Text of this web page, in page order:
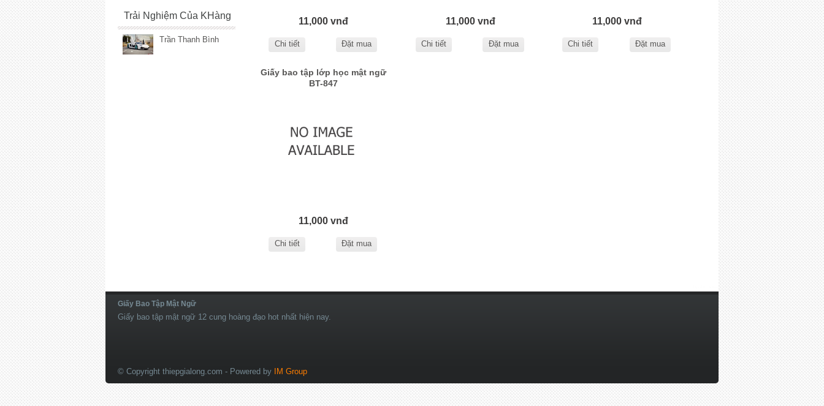
Giấy Bao Tập Mật Ngữ
Giấy bao tập mật ngữ 12 cung hoàng đạo hot nhất hiện nay.
11,000 vnđ
Chi tiết Đặt mua
11,000 vnđ
Chi tiết Đặt mua
11,000 vnđ
Chi tiết Đặt mua
Giấy bao tập lớp học mật ngữ
BT-847
11,000 vnđ
Chi tiết Đặt mua
Trải Nghiệm Của KHàng
Trần Thanh Bình
© Copyright thiepgialong.com - Powered by IM Group